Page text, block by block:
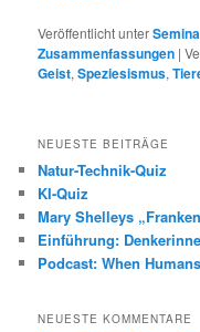
Veröffentlicht unter
Zusammenfassungen |
Geist,Speziesismus,
NEUESTE BEITRÄGE
Natur-Technik-Quiz
KI-Quiz
Mary Shelleys
Einführung:
Podcast: When
NEUESTE KOMMENTARE